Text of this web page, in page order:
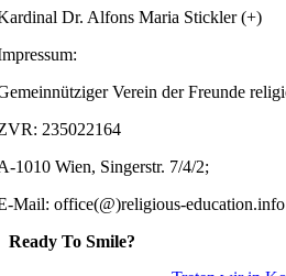
Dr. Alfons Maria Stickler (+)
Verein der Freunde
235022164
1010 Wien, Singerstr. 7/4/2;
Mail: office(@)religious-education.info
Ready To Smile?